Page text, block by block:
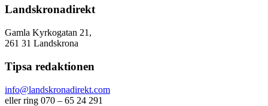
Landskronadirekt
Gamla Kyrkogatan 21,
261 31 Landskrona
Tipsa redaktionen
info@landskronadirekt.com
eller ring 070 – 65 24 291